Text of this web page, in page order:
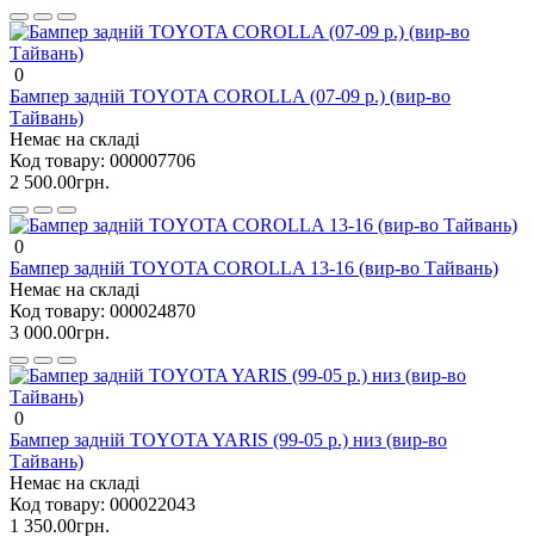
0
Бампер задній TOYOTA COROLLA (07-09 р.) (вир-во
Тайвань)
Немає на складі
Код товару: 000007706
2 500.00грн.
0
Бампер задній TOYOTA COROLLA 13-16 (вир-во Тайвань)
Немає на складі
Код товару: 000024870
3 000.00грн.
0
Бампер задній TOYOTA YARIS (99-05 р.) низ (вир-во
Тайвань)
Немає на складі
Код товару: 000022043
1 350.00грн.